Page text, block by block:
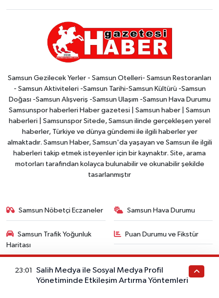
Samsun Gezilecek Yerler - Samsun Otelleri- Samsun Restoranları
- Samsun Aktiviteleri -Samsun Tarihi-Samsun Kültürü -Samsun
Doğası -Samsun Alışveriş -Samsun Ulaşım -Samsun Hava Durumu
Samsunspor haberleri Haber gazetesi | Samsun haber | Samsun
haberleri | Samsunspor Sitede, Samsun ilinde gerçekleşen yerel
haberler, Türkiye ve dünya gündemi ile ilgili haberler yer
almaktadır. Samsun Haber, Samsun'da yaşayan ve Samsun ile ilgili
haberleri takip etmek isteyenler için bir kaynaktır. Site, arama
motorları tarafından kolayca bulunabilir ve okunabilir şekilde
tasarlanmıştır
Samsun Nöbetçi Eczaneler Samsun Hava Durumu
Samsun Trafik Yoğunluk
Haritası
Puan Durumu ve Fikstür
Tüm Manşetler Son Dakika Haberleri
23:01
Salih Medya ile Sosyal Medya Profil
Yönetiminde Etkileşim Artırma Yöntemleri